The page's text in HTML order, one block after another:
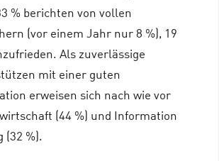
% berichten von vollen
(vor einem Jahr nur 8 %), 19
Als zuverlässige
mit einer guten
erweisen sich nach wie vor
(44 %) und Information
(32 %).